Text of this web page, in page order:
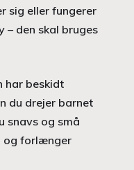
sig eller fungerer
– den skal bruges
har beskidt
du drejer barnet
snavs og små
og forlænger